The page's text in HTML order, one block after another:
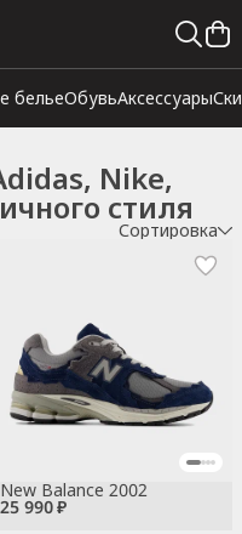
бельеОбувьАксессуары
Nike,
стиля
Сортировка
25 990 ₽
New Balance 2002